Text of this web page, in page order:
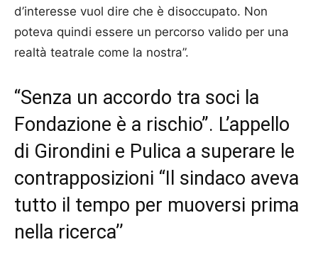
d’interesse vuol dire che è disoccupato. Non
poteva quindi essere un percorso valido per una
realtà teatrale come la nostra”.
“Senza un accordo tra soci la
Fondazione è a rischio”. L’appello
di Girondini e Pulica a superare le
contrapposizioni “Il sindaco aveva
tutto il tempo per muoversi prima
nella ricerca’’